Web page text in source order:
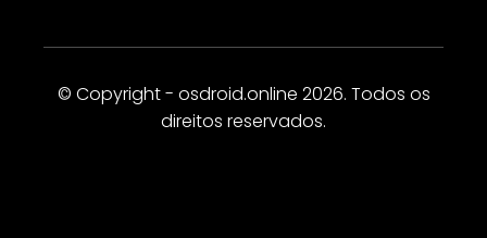
© Copyright - osdroid.online 2026. Todos os
direitos reservados.